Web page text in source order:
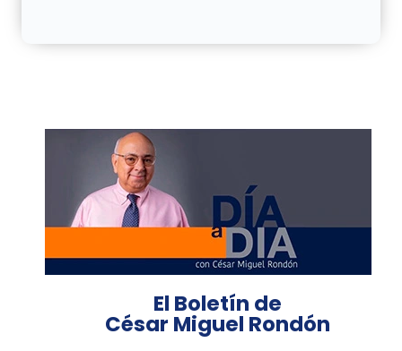
El Boletín de
César Miguel Rondón